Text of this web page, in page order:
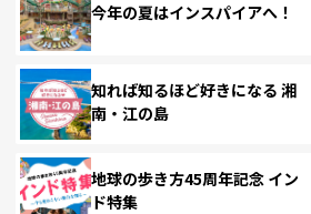
今年の夏はインスパイアへ！
知れば知るほど好きになる 湘
南・江の島
地球の歩き方45周年記念 イン
ド特集